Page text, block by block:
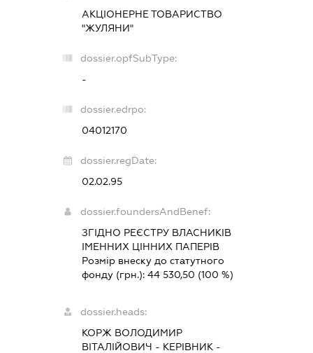
АКЦІОНЕРНЕ ТОВАРИСТВО
"ЖУЛЯНИ"
dossier.opfSubType:
-
dossier.edrpo:
04012170
dossier.regDate:
02.02.95
dossier.foundersAndBenef:
ЗГІДНО РЕЄСТРУ ВЛАСНИКІВ
ІМЕННИХ ЦІННИХ ПАПЕРІВ
Розмір внеску до статутного
фонду (грн.): 44 530,50 (100 %)
dossier.heads:
КОРЖ ВОЛОДИМИР
ВІТАЛІЙОВИЧ - КЕРІВНИК -